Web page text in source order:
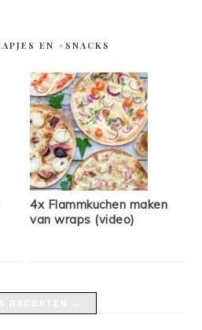
EN #SNACKS
4x Flammkuchen maken
van wraps (video)